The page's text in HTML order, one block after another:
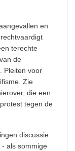
en
terechte
de
Pleiten voor
Zie
die een
tegen de
discussie
als sommige